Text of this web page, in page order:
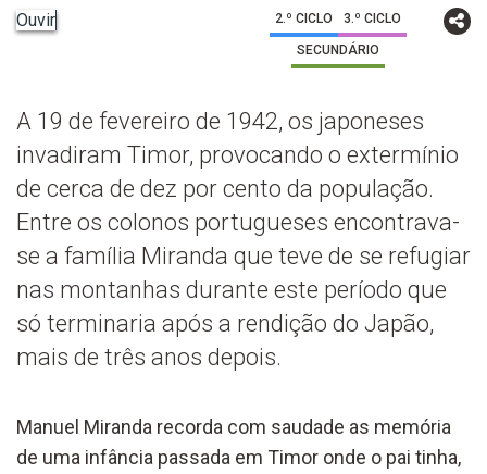
Ouvir 2.º CICLO 3.º CICLO
SECUNDÁRIO
A 19 de fevereiro de 1942, os japoneses
invadiram Timor, provocando o extermínio
de cerca de dez por cento da população.
Entre os colonos portugueses encontrava-
se a família Miranda que teve de se refugiar
nas montanhas durante este período que
só terminaria após a rendição do Japão,
mais de três anos depois.
Manuel Miranda recorda com saudade as memória
de uma infância passada em Timor onde o pai tinha,